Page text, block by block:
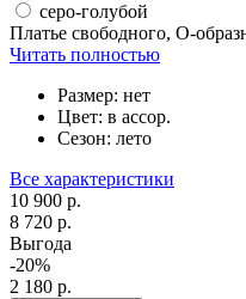
серо-голубой
Платье свободного, О-
Читать полностью
Размер: нет
Цвет: в ассор.
Сезон: лето
Все характеристики
10 900 р.
8 720 р.
Выгода
-20%
2 180 р.